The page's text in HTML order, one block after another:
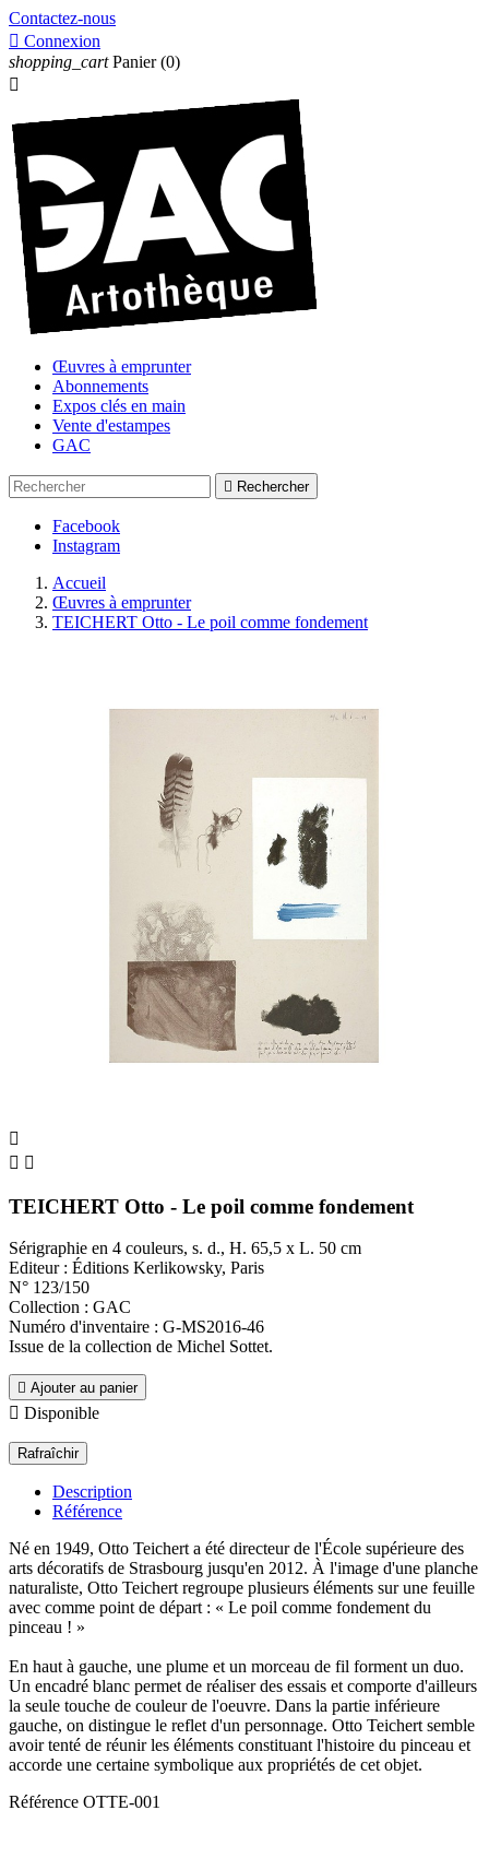
Contactez-nous
 Connexion
shopping_cart Panier (0)

Œuvres à emprunter
Abonnements
Expos clés en main
Vente d'estampes
GAC
 Rechercher
Facebook
Instagram
Accueil
Œuvres à emprunter
TEICHERT Otto - Le poil comme fondement

 
TEICHERT Otto - Le poil comme fondement
Sérigraphie en 4 couleurs, s. d., H. 65,5 x L. 50 cm
Editeur : Éditions Kerlikowsky, Paris
N° 123/150
Collection : GAC
Numéro d'inventaire : G-MS2016-46
Issue de la collection de Michel Sottet.
 Ajouter au panier
 Disponible
Description
Référence
Né en 1949, Otto Teichert a été directeur de l'École supérieure des
arts décoratifs de Strasbourg jusqu'en 2012. À l'image d'une planche
naturaliste, Otto Teichert regroupe plusieurs éléments sur une feuille
avec comme point de départ : « Le poil comme fondement du
pinceau ! »
En haut à gauche, une plume et un morceau de fil forment un duo.
Un encadré blanc permet de réaliser des essais et comporte d'ailleurs
la seule touche de couleur de l'oeuvre. Dans la partie inférieure
gauche, on distingue le reflet d'un personnage. Otto Teichert semble
avoir tenté de réunir les éléments constituant l'histoire du pinceau et
accorde une certaine symbolique aux propriétés de cet objet.
Référence OTTE-001